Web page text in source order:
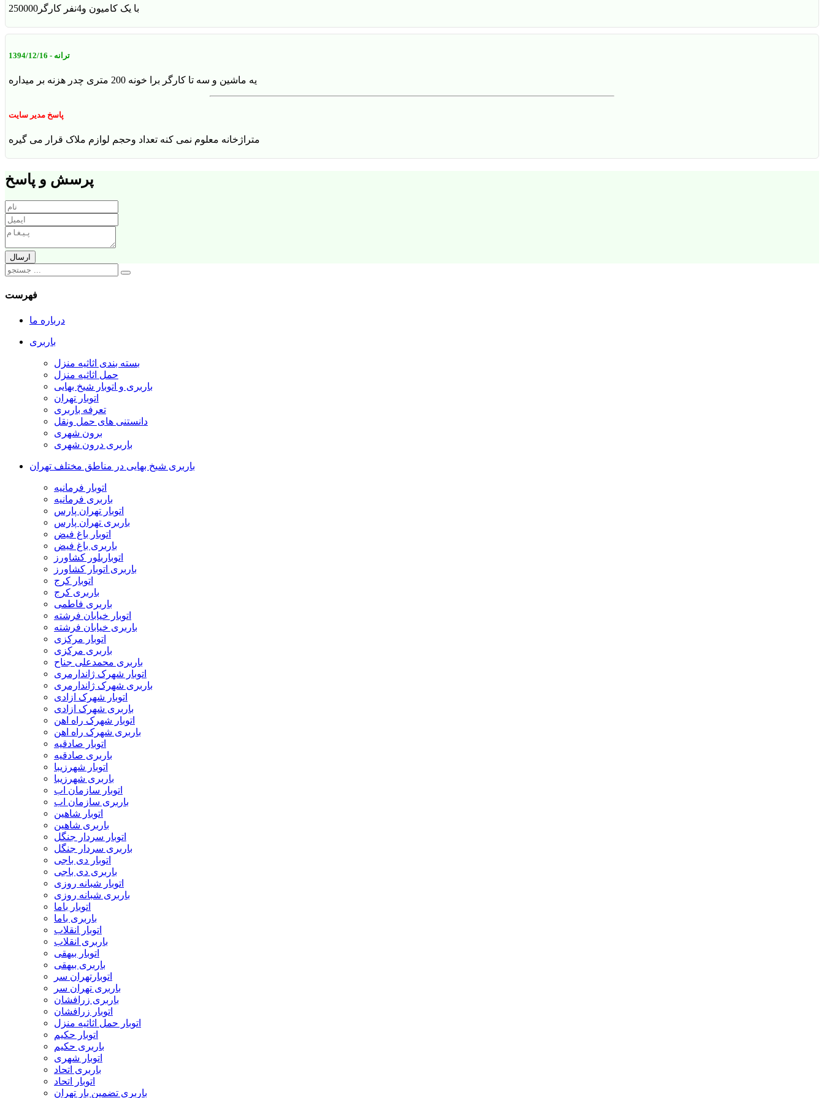
250000با یک کامیون و4نفر کارگر
ترانه - 1394/12/16
یه ماشین و سه تا کارگر برا خونه 200 متری چدر هزنه بر میداره
پاسخ مدیر سایت
متراژخانه معلوم نمی کنه تعداد وحجم لوازم ملاک قرار می گیره
پرسش و پاسخ
فهرست
درباره ما
باربری
بسته بندی اثاثیه منزل
حمل اثاثیه منزل
باربری و اتوبار شیخ بهایی
اتوبار تهران
تعرفه باربری
دانستنی های حمل ونقل
برون شهری
باربری درون شهری
باربری شیخ بهایی در مناطق مختلف تهران
اتوبار فرمانیه
باربری فرمانیه
اتوبار تهران پارس
باربری تهران پارس
اتوبار باغ فیض
باربری باغ فیض
اتوباربلور کشاورز
باربری اتوبار کشاورز
اتوبار کرج
باربری کرج
باربری فاطمی
اتوبار خیابان فرشته
باربری خیابان فرشته
اتوبار مرکزی
باربری مرکزی
باربری محمدعلی جناح
اتوبار شهرک ژاندارمری
باربری شهرک ژاندارمری
اتوبار شهرک ازادی
باربری شهرک ازادی
اتوبار شهرک راه اهن
باربری شهرک راه اهن
اتوبار صادقیه
باربری صادقیه
اتوبار شهرزیبا
باربری شهرزیبا
اتوبار سازمان اب
باربری سازمان اب
اتوبار شاهین
باربری شاهین
اتوبار سردار جنگل
باربری سردار جنگل
اتوبار دی باجی
باربری دی باجی
اتوبار شبانه روزی
باربری شبانه روزی
اتوبار باما
باربری باما
اتوبار انقلاب
باربری انقلاب
اتوبار بیهقی
باربری بیهقی
اتوبارتهران سر
باربری تهران سر
باربری زرافشان
اتوبار زرافشان
اتوبار حمل اثاثیه منزل
اتوبار حکیم
باربری حکیم
اتوبار شهری
باربری اتحاد
اتوبار اتحاد
باربری تضمین بار تهران